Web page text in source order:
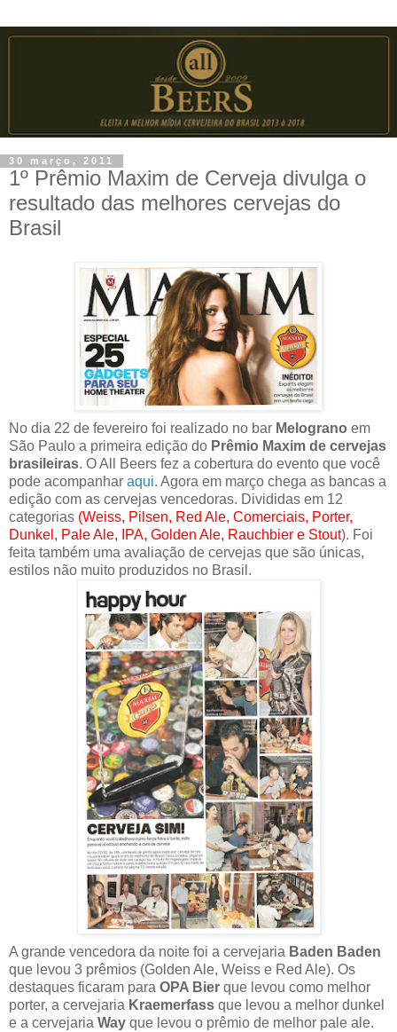
30 março, 2011
1º Prêmio Maxim de Cerveja divulga o
resultado das melhores cervejas do
Brasil
No dia 22 de fevereiro foi realizado no bar Melograno em
São Paulo a primeira edição do Prêmio Maxim de cervejas
brasileiras. O All Beers fez a cobertura do evento que você
pode acompanhar aqui. Agora em março chega as bancas a
edição com as cervejas vencedoras. Divididas em 12
categorias (Weiss, Pilsen, Red Ale, Comerciais, Porter,
Dunkel, Pale Ale, IPA, Golden Ale, Rauchbier e Stout). Foi
feita também uma avaliação de cervejas que são únicas,
estilos não muito produzidos no Brasil.
A grande vencedora da noite foi a cervejaria Baden Baden
que levou 3 prêmios (Golden Ale, Weiss e Red Ale). Os
destaques ficaram para OPA Bier que levou como melhor
porter, a cervejaria Kraemerfass que levou a melhor dunkel
e a cervejaria Way que levou o prêmio de melhor pale ale.